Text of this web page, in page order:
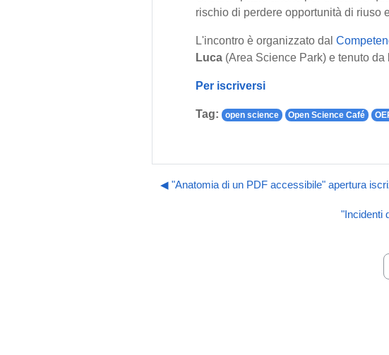
rischio di perdere opportunità di riuso
L'incontro è organizzato dal
Luca (Area Science Park) e tenuto da
Per iscriversi
Tag: open science Open Science Café
◀︎ "Anatomia di un PDF accessibile" apertura
"Incidenti